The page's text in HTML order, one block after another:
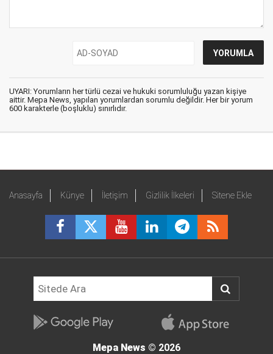
UYARI: Yorumların her türlü cezai ve hukuki sorumluluğu yazan kişiye
aittir. Mepa News, yapılan yorumlardan sorumlu değildir. Her bir yorum
600 karakterle (boşluklu) sınırlıdır.
Anasayfa Künye İletişim Gizlilik İlkeleri Sitene Ekle
Mepa News © 2026